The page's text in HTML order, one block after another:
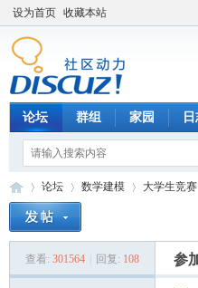
设为首页 收藏本站
论坛 群组 家园
»
论坛
›
数学建模
›
大学生竞赛
查看: 301564 回复: 108 参